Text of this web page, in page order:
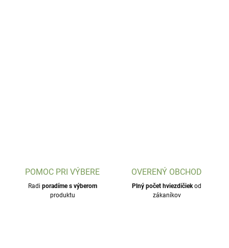
POMOC PRI VÝBERE
Radi poradíme s výberom
produktu
OVERENÝ OBCHOD
Plný počet hviezdičiekod
zákaníkov